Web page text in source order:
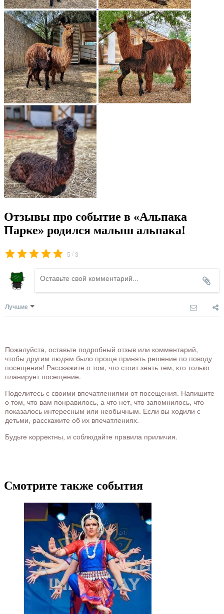
Отзывы про событие в «Альпака
Парке» родился малыш альпака!
5 /3
Лучшие
Пожалуйста, оставьте подробный отзыв или комментарий,
чтобы другим людям было проще принять решение по поводу
посещения! Расскажите о том, что стоит знать тем, кто только
планирует посещение.
Поделитесь с своими впечатлениями от посещения. Напишите
о том, что вам понравилось, а что нет, что запомнилось, что
показалось интересным или необычным. Если вы ходили с
детьми, расскажите об их впечатлениях.
Будьте корректны, и соблюдайте правила приличия.
Смотрите также события